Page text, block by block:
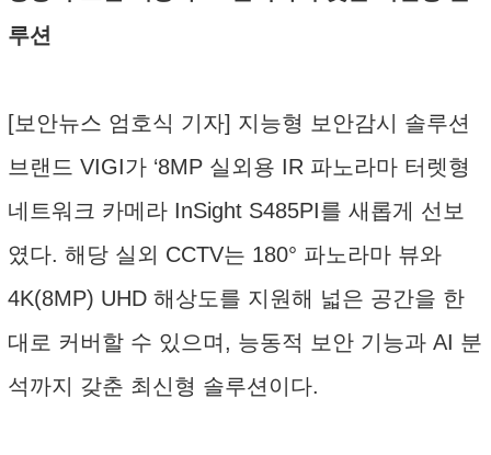
루션
[보안뉴스 엄호식 기자] 지능형 보안감시 솔루션
브랜드 VIGI가 ‘8MP 실외용 IR 파노라마 터렛형
네트워크 카메라 InSight S485PI를 새롭게 선보
였다. 해당 실외 CCTV는 180° 파노라마 뷰와
4K(8MP) UHD 해상도를 지원해 넓은 공간을 한
대로 커버할 수 있으며, 능동적 보안 기능과 AI 분
석까지 갖춘 최신형 솔루션이다.